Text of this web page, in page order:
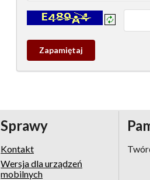
Kontrola - wprowadź tekst z
Zapamietaj
wpis
Sprawy
Kontakt
Wersja dla urządzeń
mobilnych